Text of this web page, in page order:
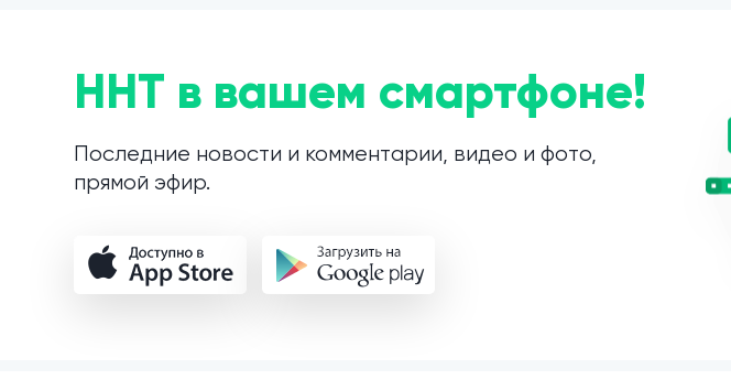
ННТ в вашем смартфоне!
Последние новости и комментарии, видео и фото,
прямой эфир.